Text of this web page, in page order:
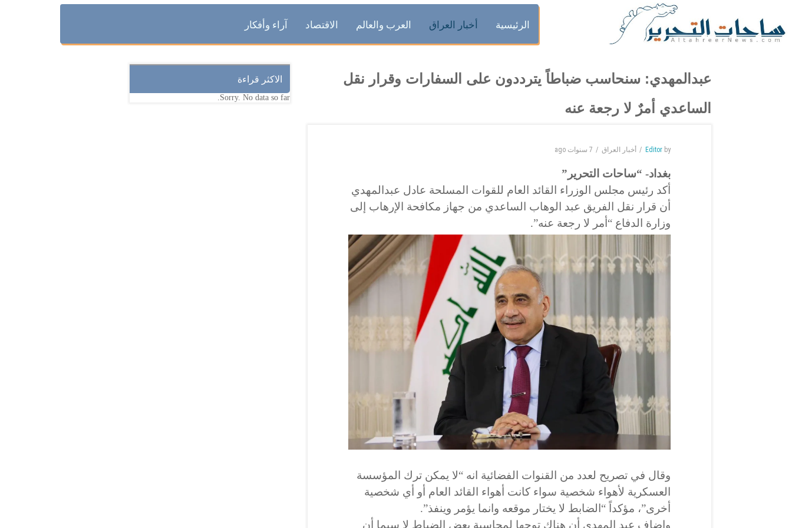
الرئيسية أخبار العراق العرب والعالم الاقتصاد آراء وأفكار
عبدالمهدي: سنحاسب ضباطاً يترددون على السفارات وقرار نقل
الساعدي أمرٌ لا رجعة عنه
by
Editor أخبار العراق 7 سنوات ago
بغداد- “ساحات التحرير”
أكد رئيس مجلس الوزراء القائد العام للقوات المسلحة عادل عبدالمهدي
أن قرار نقل الفريق عبد الوهاب الساعدي من جهاز مكافحة الإرهاب إلى
وزارة الدفاع “أمر لا رجعة عنه”.
وقال في تصريح لعدد من القنوات الفضائية انه “لا يمكن ترك المؤسسة
العسكرية لأهواء شخصية سواء كانت أهواء القائد العام أو أي شخصية
أخرى”، مؤكداً “الضابط لا يختار موقعه وانما يؤمر وينفذ”.
واضاف عبد المهدي أن هناك توجها لمحاسبة بعض الضباط لا سيما أن
الاكثر قراءة
Sorry. No data so far.